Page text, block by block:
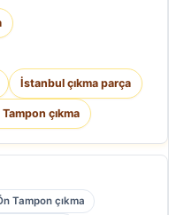
İstanbul çıkma parça
çıkma
Tampon çıkma